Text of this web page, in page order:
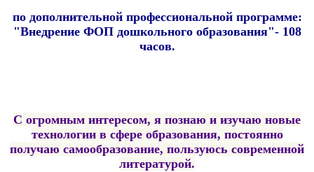
по дополнительной профессиональной программе:
"Внедрение ФОП дошкольного образования"- 108
часов.
С огромным интересом, я познаю и изучаю новые
технологии в сфере образования, постоянно
получаю самообразование, пользуюсь современной
литературой.